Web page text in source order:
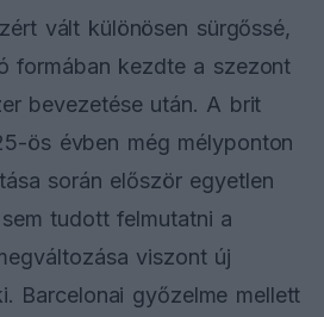
vált különösen sürgőssé,
formában kezdte a szezont
bevezetése után. A brit
ös évben még mélyponton
során először egyetlen
tudott felmutatni a
viszont új
Barcelonai győzelme mellett